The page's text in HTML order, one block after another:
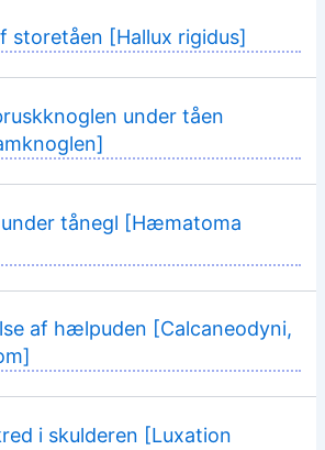
storetåen [Hallux rigidus]
under tåen
tånegl [Hæmatoma
af hælpuden [Calcaneodyni,
i skulderen [Luxation